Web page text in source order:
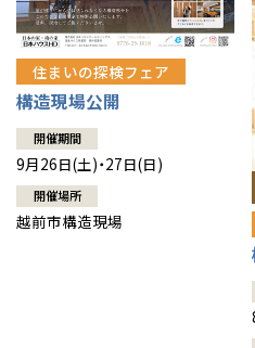
住まいの探検フェア
構造現場公開
開催期間
9月26日(土)・27日(日)
開催場所
越前市構造現場